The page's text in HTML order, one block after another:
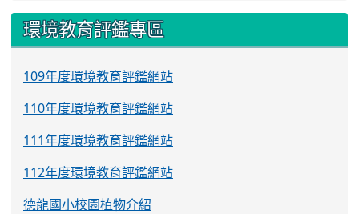
環境教育評鑑專區
109年度環境教育評鑑網站
110年度環境教育評鑑網站
111年度環境教育評鑑網站
112年度環境教育評鑑網站
德龍國小校園植物介紹